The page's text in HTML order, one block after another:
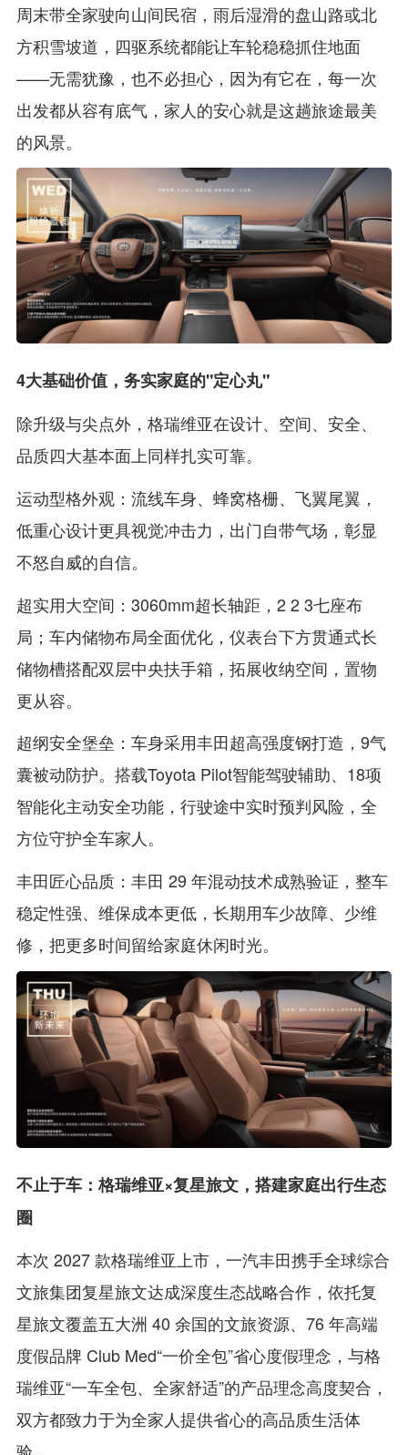
周末带全家驶向山间民宿，雨后湿滑的盘山路或北
方积雪坡道，四驱系统都能让车轮稳稳抓住地面
——无需犹豫，也不必担心，因为有它在，每一次
出发都从容有底气，家人的安心就是这趟旅途最美
的风景。
4大基础价值，务实家庭的"定心丸"
除升级与尖点外，格瑞维亚在设计、空间、安全、
品质四大基本面上同样扎实可靠。
运动型格外观：流线车身、蜂窝格栅、飞翼尾翼，
低重心设计更具视觉冲击力，出门自带气场，彰显
不怒自威的自信。
超实用大空间：3060mm超长轴距，2 2 3七座布
局；车内储物布局全面优化，仪表台下方贯通式长
储物槽搭配双层中央扶手箱，拓展收纳空间，置物
更从容。
超纲安全堡垒：车身采用丰田超高强度钢打造，9气
囊被动防护。搭载Toyota Pilot智能驾驶辅助、18项
智能化主动安全功能，行驶途中实时预判风险，全
方位守护全车家人。
丰田匠心品质：丰田 29 年混动技术成熟验证，整车
稳定性强、维保成本更低，长期用车少故障、少维
修，把更多时间留给家庭休闲时光。
不止于车：格瑞维亚×复星旅文，搭建家庭出行生态
圈
本次 2027 款格瑞维亚上市，一汽丰田携手全球综合
文旅集团复星旅文达成深度生态战略合作，依托复
星旅文覆盖五大洲 40 余国的文旅资源、76 年高端
度假品牌 Club Med“一价全包”省心度假理念，与格
瑞维亚“一车全包、全家舒适”的产品理念高度契合，
双方都致力于为全家人提供省心的高品质生活体